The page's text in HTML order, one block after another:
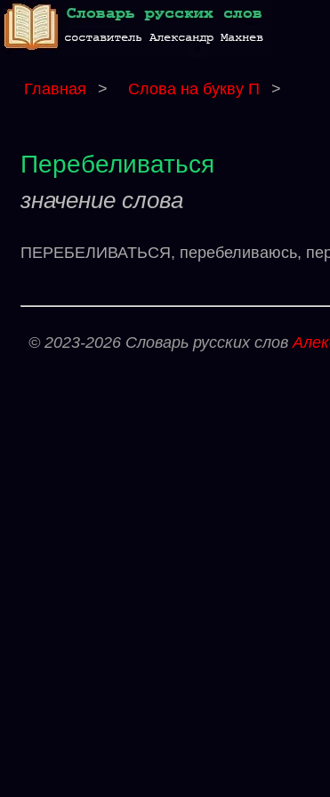
Главная > Слова на букву П >
Перебеливаться
значение слова
ПЕРЕБЕЛИВАТЬСЯ, перебеливаюсь,
© 2023-2026 Словарь русских слов